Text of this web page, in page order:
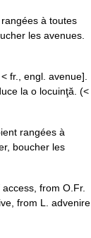
à toutes
les avenues.
fr., engl. avenue].
la o locuinţă. (<
rangées à
boucher les
from O.Fr.
from L. advenire